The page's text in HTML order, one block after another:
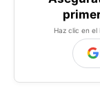
Haz clic en